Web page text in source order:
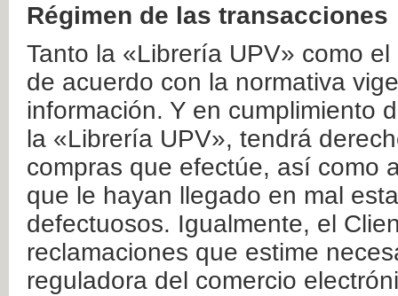
Régimen de las transacciones
Tanto la «Librería UPV» como
de acuerdo con la normativa
información. Y en cumplimiento
la «Librería UPV», tendrá
compras que efectúe, así como
que le hayan llegado en mal
defectuosos. Igualmente, el
reclamaciones que estime
reguladora del comercio